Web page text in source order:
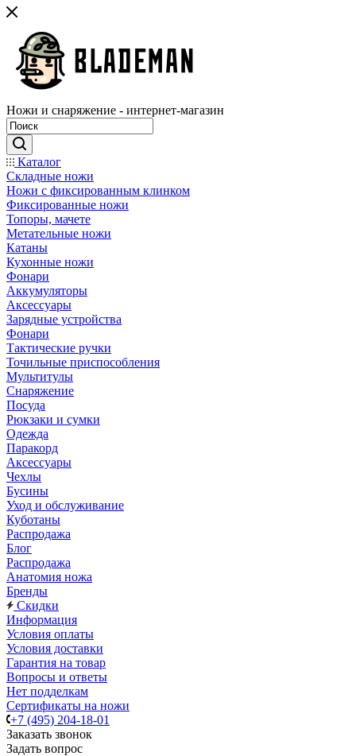
Ножи и снаряжение - интернет-магазин
Каталог
Складные ножи
Ножи с фиксированным клинком
Фиксированные ножи
Топоры, мачете
Метательные ножи
Катаны
Кухонные ножи
Фонари
Аккумуляторы
Аксессуары
Зарядные устройства
Фонари
Тактические ручки
Точильные приспособления
Мультитулы
Снаряжение
Посуда
Рюкзаки и сумки
Одежда
Паракорд
Аксессуары
Чехлы
Бусины
Уход и обслуживание
Куботаны
Распродажа
Блог
Распродажа
Анатомия ножа
Бренды
Скидки
Информация
Условия оплаты
Условия доставки
Гарантия на товар
Вопросы и ответы
Нет подделкам
Сертификаты на ножи
+7 (495) 204-18-01
Заказать звонок
Задать вопрос